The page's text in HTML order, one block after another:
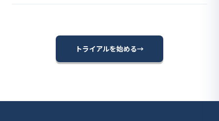
無料トライアルトライアルを始める→